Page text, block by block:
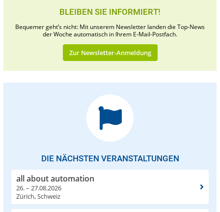
BLEIBEN SIE INFORMIERT!
Bequemer geht’s nicht: Mit unserem Newsletter landen die Top-News
der Woche automatisch in Ihrem E-Mail-Postfach.
Zur Newsletter-Anmeldung
DIE NÄCHSTEN VERANSTALTUNGEN
all about automation
26. – 27.08.2026
Zürich, Schweiz